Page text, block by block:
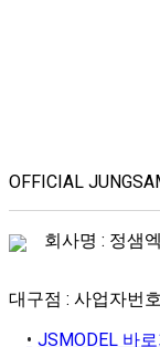
OFFICIAL
회사명 : 정샘
대구점 : 사업자
JSMODEL 바